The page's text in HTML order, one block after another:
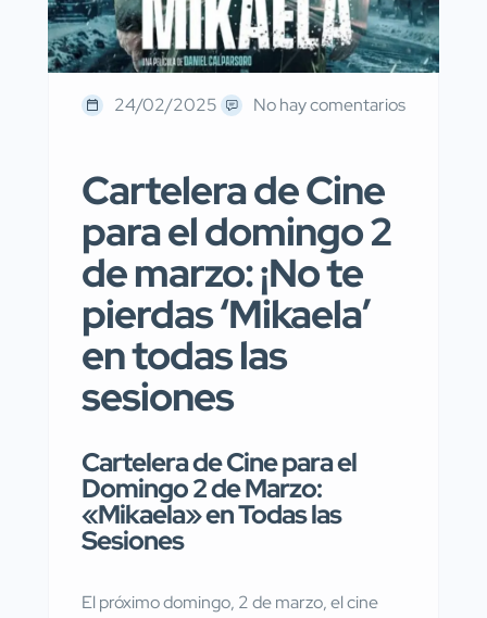
24/02/2025 No hay comentarios
Cartelera de Cine
para el domingo 2
de marzo: ¡No te
pierdas ‘Mikaela’
en todas las
sesiones
Cartelera de Cine para el
Domingo 2 de Marzo:
«Mikaela» en Todas las
Sesiones
El próximo domingo, 2 de marzo, el cine